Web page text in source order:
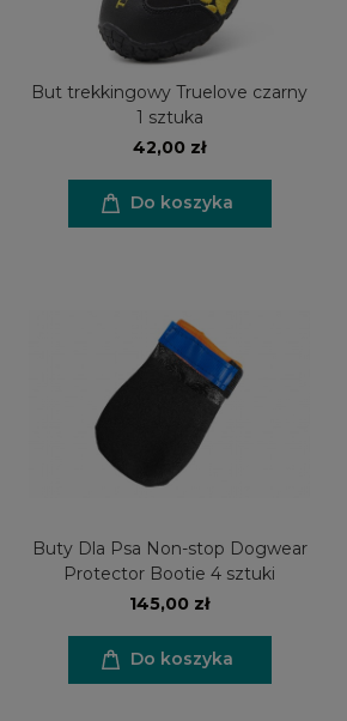
But trekkingowy Truelove czarny
1 sztuka
42,00 zł
Do koszyka
Buty Dla Psa Non-stop Dogwear
Protector Bootie 4 sztuki
145,00 zł
Do koszyka